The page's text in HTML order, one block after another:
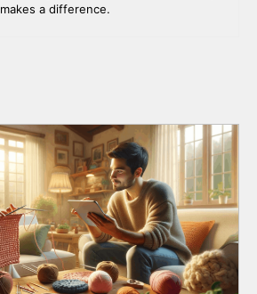
makes a difference.